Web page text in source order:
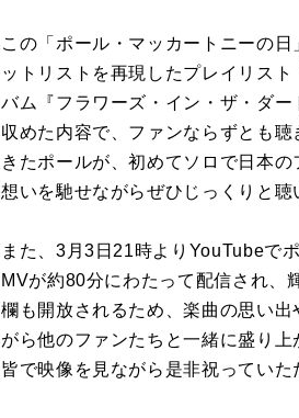
この「ポール・マッカートニーの
ットリストを再現したプレイリス
バム『フラワーズ・イン・ザ・ダ
収めた内容で、ファンならずとも
きたポールが、初めてソロで日本
想いを馳せながらぜひじっくりと聴
また、3月3日21時よりYouTubeで
MVが約80分にわたって配信され、
欄も開放されるため、楽曲の思い
がら他のファンたちと一緒に盛り
皆で映像を見ながら是非祝っていた